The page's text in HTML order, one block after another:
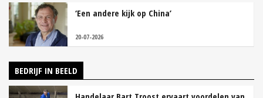
‘Een andere kijk op China’
20-07-2026
BEDRIJF IN BEELD